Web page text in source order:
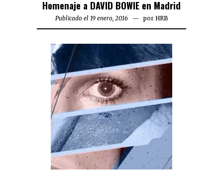
Homenaje a DAVID BOWIE en Madrid
Publicado el 19 enero, 2016 por HRB